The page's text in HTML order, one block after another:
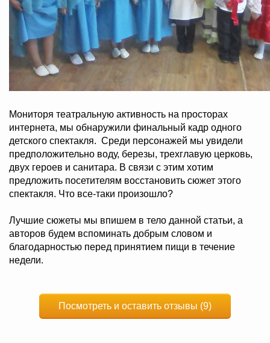
Мониторя театральную активность на просторах
интернета, мы обнаружили финальный кадр одного
детского спектакля. Среди персонажей мы увидели
предположительно воду, березы, трехглавую церковь,
двух героев и санитара. В связи с этим хотим
предложить посетителям восстановить сюжет этого
спектакля. Что все-таки произошло?
Лучшие сюжеты мы впишем в тело данной статьи, а
авторов будем вспоминать добрым словом и
благодарностью перед принятием пищи в течение
недели.
Посмотреть и оставить отзывы (9)